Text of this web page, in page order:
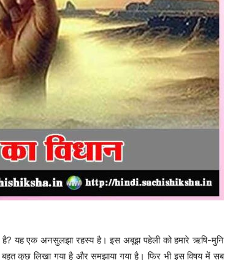
है? यह एक अनसुलझा रहस्य है। इस अबूझ पहेली को हमारे ऋषि-मुनि
कुछ लिखा गया है और समझाया गया है। फिर भी इस विषय में सब